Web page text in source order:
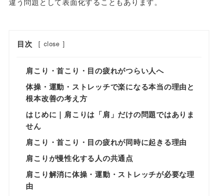
目次 [ close ]
肩こり・首こり・目の疲れがつらい人へ
体操・運動・ストレッチで楽になる本当の理由と
根本改善の考え方
はじめに｜肩こりは「肩」だけの問題ではありま
せん
肩こり・首こり・目の疲れが同時に起きる理由
肩こりが慢性化する人の共通点
肩こり解消に体操・運動・ストレッチが必要な理
由